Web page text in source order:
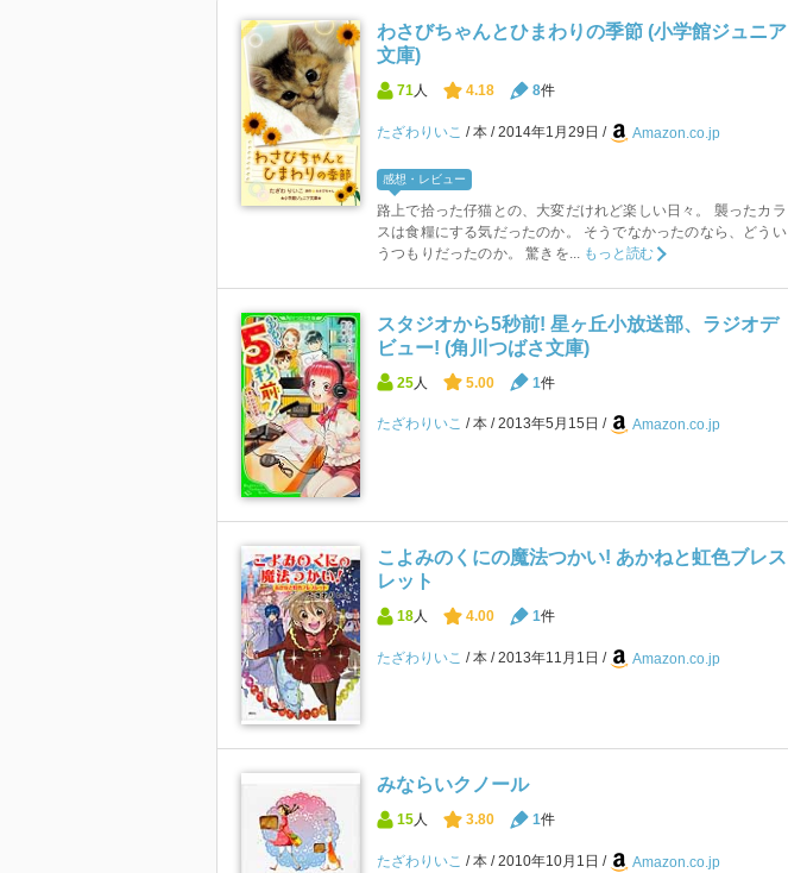
わさびちゃんとひまわりの季節 (小学館ジュニア
文庫)
71人 4.18 8件
たざわりいこ 本 2014年1月29日 Amazon.co.jp
感想・レビュー
路上で拾った仔猫との、大変だけれど楽しい日々。 襲ったカラ
スは食糧にする気だったのか。 そうでなかったのなら、どうい
うつもりだったのか。 驚きを...
もっと読む
スタジオから5秒前! 星ヶ丘小放送部、ラジオデ
ビュー! (角川つばさ文庫)
25 人 5.00 1件
たざわりいこ 本 2013年5月15日 Amazon.co.jp
こよみのくにの魔法つかい! あかねと虹色ブレス
レット
18人 4.00 1件
たざわりいこ 本 2013年11月1日 Amazon.co.jp
みならいクノール
15人 3.80 1件
たざわりいこ 本 2010年10月1日 Amazon.co.jp